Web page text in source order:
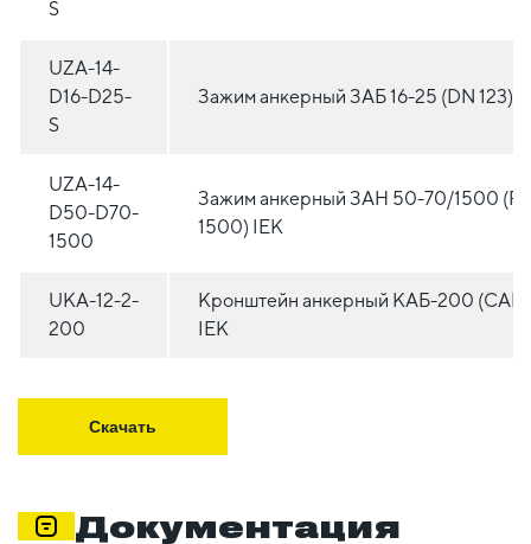
S
UZA-14-
D16-D25-
S
Зажим анкерный ЗАБ 16-25 (DN 123)
UZA-14-
D50-D70-
1500
Зажим анкерный ЗАН 50-70/1500 (PA
1500) IEK
UKA-12-2-
200
Кронштейн анкерный КАБ-200
IEK
Скачать
Документация